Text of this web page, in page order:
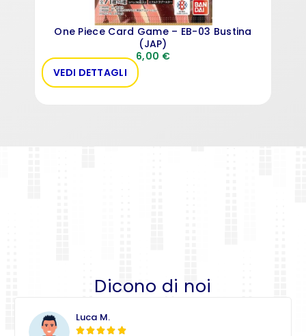
One Piece Card Game – EB-03 Bustina
(JAP)
6,00 €
VEDI DETTAGLI
Dicono di noi
Luca M.
 